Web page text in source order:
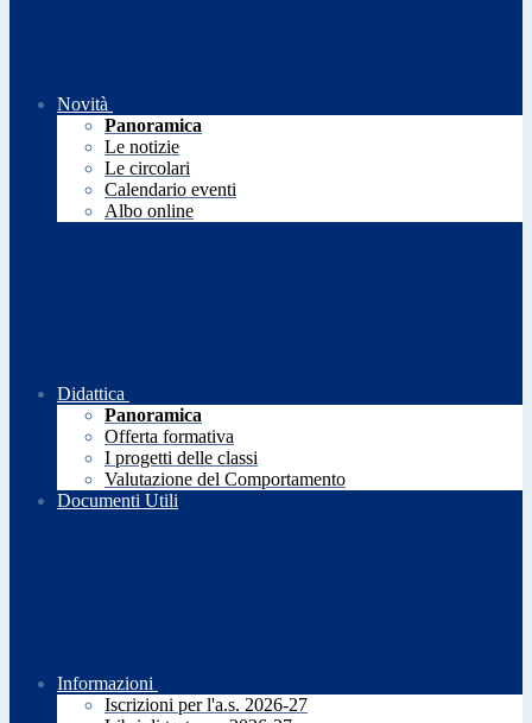
Novità
Panoramica
Le notizie
Le circolari
Calendario eventi
Albo online
Didattica
Panoramica
Offerta formativa
I progetti delle classi
Valutazione del Comportamento
Documenti Utili
Informazioni
Iscrizioni per l'a.s. 2026-27